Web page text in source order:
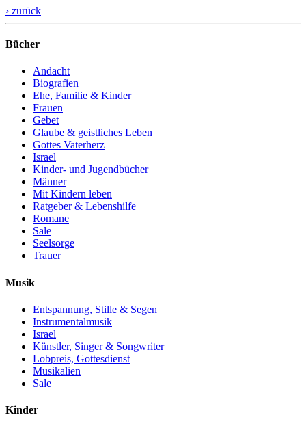
› zurück
Bücher
Andacht
Biografien
Ehe, Familie & Kinder
Frauen
Gebet
Glaube & geistliches Leben
Gottes Vaterherz
Israel
Kinder- und Jugendbücher
Männer
Mit Kindern leben
Ratgeber & Lebenshilfe
Romane
Sale
Seelsorge
Trauer
Musik
Entspannung, Stille & Segen
Instrumentalmusik
Israel
Künstler, Singer & Songwriter
Lobpreis, Gottesdienst
Musikalien
Sale
Kinder